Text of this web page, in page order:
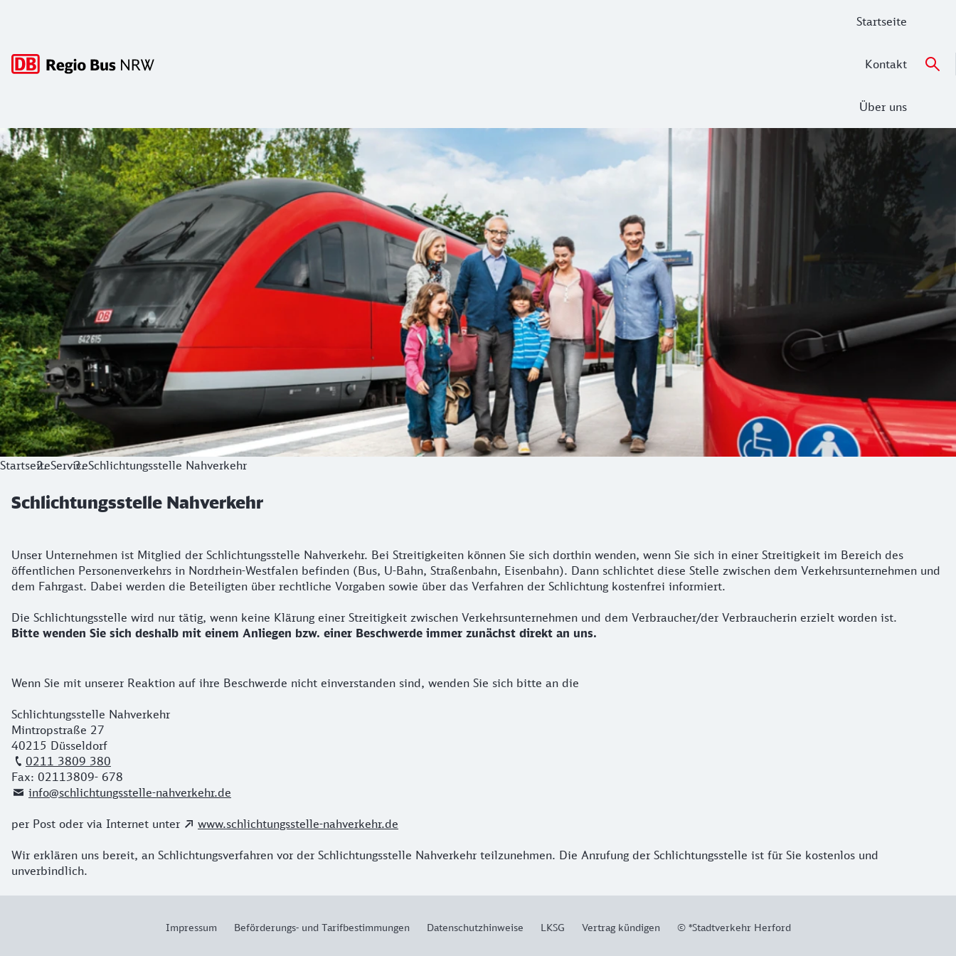
Startseite
Kontakt
Über uns
Schlichtungsstelle Nahverkehr
StartseiteServiceSchlichtungsstelle Nahverkehr
Schlichtungsstelle Nahverkehr
Unser Unternehmen ist Mitglied der Schlichtungsstelle Nahverkehr. Bei Streitigkeiten können Sie sich dorthin wenden, wenn Sie sich in einer Streitigkeit im Bereich des
öffentlichen Personenverkehrs in Nordrhein-Westfalen befinden (Bus, U-Bahn, Straßenbahn, Eisenbahn). Dann schlichtet diese Stelle zwischen dem Verkehrsunternehmen und
dem Fahrgast. Dabei werden die Beteiligten über rechtliche Vorgaben sowie über das Verfahren der Schlichtung kostenfrei informiert.
Die Schlichtungsstelle wird nur tätig, wenn keine Klärung einer Streitigkeit zwischen Verkehrsunternehmen und dem Verbraucher/der Verbraucherin erzielt worden ist.
Bitte wenden Sie sich deshalb mit einem Anliegen bzw. einer Beschwerde immer zunächst direkt an uns.
Wenn Sie mit unserer Reaktion auf ihre Beschwerde nicht einverstanden sind, wenden Sie sich bitte an die
Schlichtungsstelle Nahverkehr
Mintropstraße 27
40215 Düsseldorf
0211 3809 380
Fax: 02113809- 678
info@schlichtungsstelle-nahverkehr.de
per Post oder via Internet unter www.schlichtungsstelle-nahverkehr.de
Wir erklären uns bereit, an Schlichtungsverfahren vor der Schlichtungsstelle Nahverkehr teilzunehmen. Die Anrufung der Schlichtungsstelle ist für Sie kostenlos und
unverbindlich.
Impressum Beförderungs- und Tarifbestimmungen Datenschutzhinweise LKSG Vertrag kündigen © *Stadtverkehr Herford